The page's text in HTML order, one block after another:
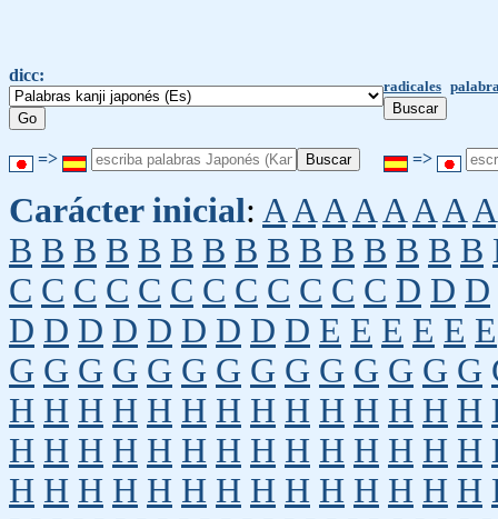
dicc:
radicales
=> =>
Carácter inicial: A A A A A A A A
B B B B B B B B B B B B B B B
C C C C C C C C C C C C D D D
D D D D D D D D D E E E E E E
G G G G G G G G G G G G G G
H H H H H H H H H H H H H H
H H H H H H H H H H H H H H
H H H H H H H H H H H H H H